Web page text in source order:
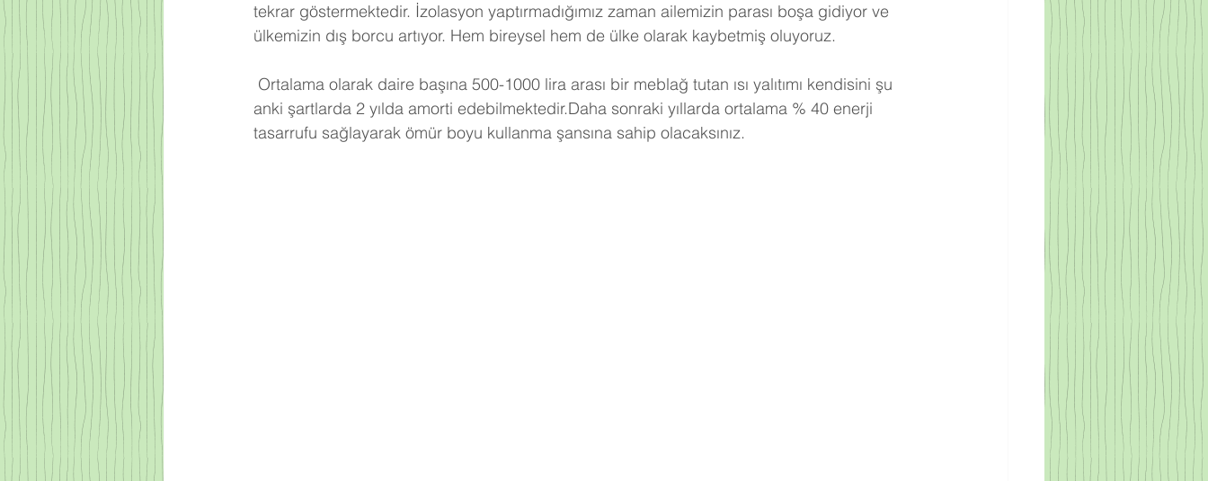
tekrar göstermektedir. İzolasyon yaptırmadığımız zaman ailemizin parası boşa gidiyor ve
ülkemizin dış borcu artıyor. Hem bireysel hem de ülke olarak kaybetmiş oluyoruz.
Ortalama olarak daire başına 500-1000 lira arası bir meblağ tutan ısı yalıtımı kendisini şu
anki şartlarda 2 yılda amorti edebilmektedir.Daha sonraki yıllarda ortalama % 40 enerji
tasarrufu sağlayarak ömür boyu kullanma şansına sahip olacaksınız.